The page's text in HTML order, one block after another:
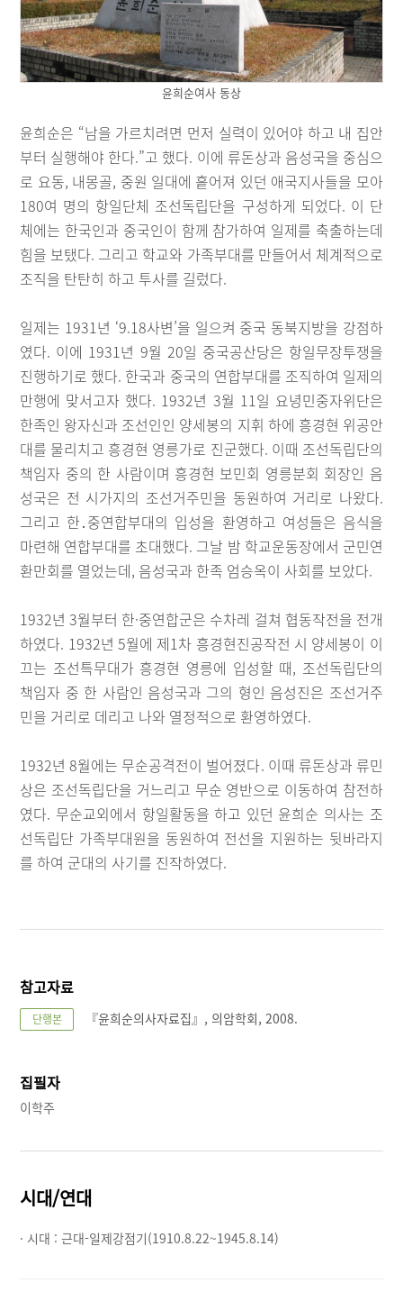
윤희순여사 동상
윤희순은 “남을 가르치려면 먼저 실력이 있어야 하고 내 집안
부터 실행해야 한다.”고 했다. 이에 류돈상과 음성국을 중심으
로 요동, 내몽골, 중원 일대에 흩어져 있던 애국지사들을 모아
180여 명의 항일단체 조선독립단을 구성하게 되었다. 이 단
체에는 한국인과 중국인이 함께 참가하여 일제를 축출하는데
힘을 보탰다. 그리고 학교와 가족부대를 만들어서 체계적으로
조직을 탄탄히 하고 투사를 길렀다.
일제는 1931년 ‘9.18사변’을 일으켜 중국 동북지방을 강점하
였다. 이에 1931년 9월 20일 중국공산당은 항일무장투쟁을
진행하기로 했다. 한국과 중국의 연합부대를 조직하여 일제의
만행에 맞서고자 했다. 1932년 3월 11일 요녕민중자위단은
한족인 왕자신과 조선인인 양세봉의 지휘 하에 흥경현 위공안
대를 물리치고 흥경현 영릉가로 진군했다. 이때 조선독립단의
책임자 중의 한 사람이며 흥경현 보민회 영릉분회 회장인 음
성국은 전 시가지의 조선거주민을 동원하여 거리로 나왔다.
그리고 한․중연합부대의 입성을 환영하고 여성들은 음식을
마련해 연합부대를 초대했다. 그날 밤 학교운동장에서 군민연
환만회를 열었는데, 음성국과 한족 엄승옥이 사회를 보았다.
1932년 3월부터 한·중연합군은 수차레 걸쳐 협동작전을 전개
하였다. 1932년 5월에 제1차 흥경현진공작전 시 양세봉이 이
끄는 조선특무대가 흥경현 영릉에 입성할 때, 조선독립단의
책임자 중 한 사람인 음성국과 그의 형인 음성진은 조선거주
민을 거리로 데리고 나와 열정적으로 환영하였다.
1932년 8월에는 무순공격전이 벌어졌다. 이때 류돈상과 류민
상은 조선독립단을 거느리고 무순 영반으로 이동하여 참전하
였다. 무순교외에서 항일활동을 하고 있던 윤희순 의사는 조
선독립단 가족부대원을 동원하여 전선을 지원하는 뒷바라지
를 하여 군대의 사기를 진작하였다.
참고자료
단행본 『윤희순의사자료집』, 의암학회, 2008.
집필자
이학주
시대/연대
· 시대 :근대-일제강점기(1910.8.22~1945.8.14)